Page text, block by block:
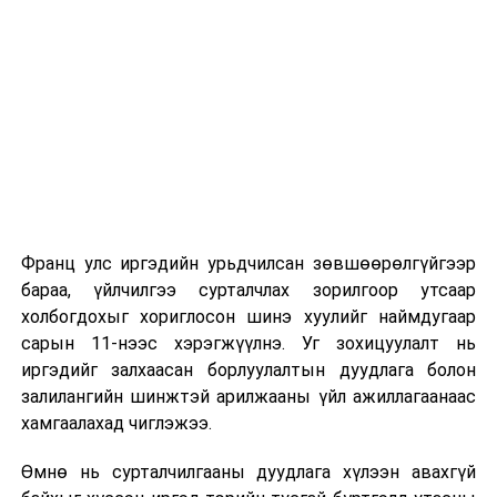
2026 оны 9 дүгээр сарын 13-наас оюутнуудыг
дотуур байранд оруулж эхэлнэ.
Сургууль, цэцэрлэгийн үйл ажиллагааны
зохицуулалт
2026 оны 8 дугаар сарын 17–28-ны өдрүүдэд
байранд элсэлт, бүртгэл болон бусад аливаа
Франц улс иргэдийн урьдчилсан зөвшөөрөлгүйгээр
бараа, үйлчилгээ сурталчлах зорилгоор утсаар
холбогдохыг хориглосон шинэ хуулийг наймдугаар
сарын 11-нээс хэрэгжүүлнэ. Уг зохицуулалт нь
иргэдийг залхаасан борлуулалтын дуудлага болон
залилангийн шинжтэй арилжааны үйл ажиллагаанаас
хамгаалахад чиглэжээ.
Өмнө нь сурталчилгааны дуудлага хүлээн авахгүй